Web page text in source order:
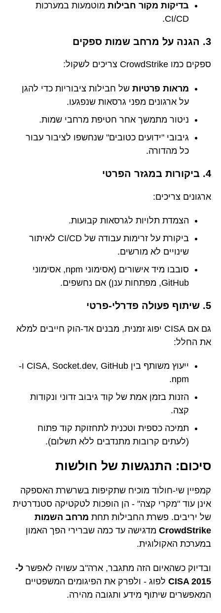
בדיקות מקור חבילות מוטמעות במערכות
CI/CD.
3. הגנה על מרחב שמות ספקים
ספקים כמו CrowdStrike צריכים לשקול:
מראות פרטיות של חבילות ציבוריות כדי להגן
על ארגונים מפני גרסאות שנפגעו.
ניטור מתמשך אחר חטיפת מרחבי שמות.
גיבובי "ידועים כטובים" שנחשפו לציבור עבור
כל מהדורה.
4. ביקורות במגזר הפרטי
ארגונים צריכים:
הצמדת תלויות לגרסאות קבועות.
ביקורת על זרימות עבודה של CI/CD לאיתור
שינויים לא מורשים.
סובבו מיד אישורים (אסימוני npm, אסימוני
GitHub, מפתחות ענן) אם נחשפים.
5. שיתוף פעולה פדרלי-פרטי
גם אם CISA יפוג זמנית, מבנים אד-הוק חייבים למלא
את החלל:
ייעוץ משותף בין CISA, Socket.dev, GitHub ו-
npm.
הזנות בזמן אמת של קוד גיבוב זדוני ונקודות
קצה.
תמיכה כספית וטכנית לתחזוקת קוד פתוח
(לעתים קרובות מתנדבים ללא תשלום).
סיכום: התנגשות של חולשות
קמפיין שי-חולוד מוכיח שתקיפות בשרשרת האספקה
אינן עוד "מקרי קצה" - הן הופכות לטקטיקה סטנדרטית
של יריבים. פשרת החבילות תחת מרחב השמות
CrowdStrike מדגישה עד כמה שברירי הפך האמון
במערכת האקולוגית.
ובדיוק כשהאיום הזה מתגבר, ארה"ב עשויה לאפשר ל-
CISA 2015 לפוג - ולפרק את הפיגומים המשפטיים
המאפשרים שיתוף מידע ותגובה מהירה.